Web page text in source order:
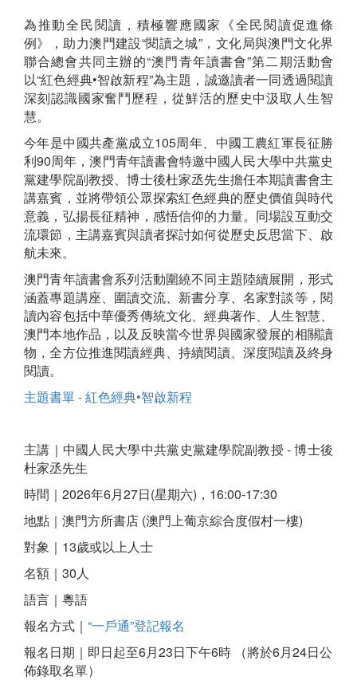
為推動全民閱讀，積極響應國家《全民閱讀促進條
例》，助力澳門建設“閱讀之城”，文化局與澳門文化界
聯合總會共同主辦的“澳門青年讀書會”第二期活動會
以“紅色經典•智啟新程”為主題，誠邀讀者一同透過閱讀
深刻認識國家奮鬥歷程，從鮮活的歷史中汲取人生智
慧。
今年是中國共產黨成立105周年、中國工農紅軍長征勝
利90周年，澳門青年讀書會特邀中國人民大學中共黨史
黨建學院副教授、博士後杜家丞先生擔任本期讀書會主
講嘉賓，並將帶領公眾探索紅色經典的歷史價值與時代
意義，弘揚長征精神，感悟信仰的力量。同場設互動交
流環節，主講嘉賓與讀者探討如何從歷史反思當下、啟
航未來。
澳門青年讀書會系列活動圍繞不同主題陸續展開，形式
涵蓋專題講座、圍讀交流、新書分享、名家對談等，閱
讀內容包括中華優秀傳統文化、經典著作、人生智慧、
澳門本地作品，以及反映當今世界與國家發展的相關讀
物，全方位推進閱讀經典、持續閱讀、深度閱讀及終身
閱讀。
主題書單 - 紅色經典•智啟新程
主講｜中國人民大學中共黨史黨建學院副教授 - 博士後
杜家丞先生
時間｜2026年6月27日(星期六)，16:00-17:30
地點｜澳門方所書店 (澳門上葡京綜合度假村一樓)
對象｜13歲或以上人士
名額｜30人
語言｜粵語
報名方式｜ “一戶通”登記報名
報名日期｜即日起至6月23日下午6時 （將於6月24日公
佈錄取名單）